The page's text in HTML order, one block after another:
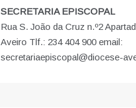
SECRETARIA EPISCOPAL
Rua S. João da Cruz n.º2
Aveiro Tlf.: 234 404 900 email:
secretariaepiscopal@diocese-